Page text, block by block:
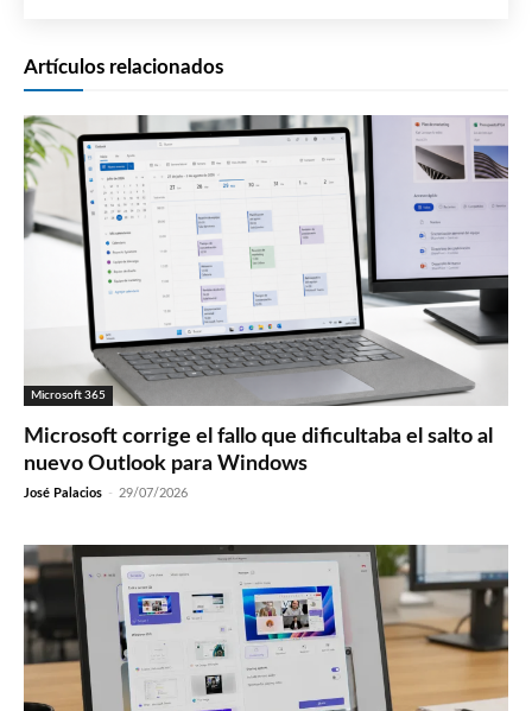
Artículos relacionados
Microsoft 365
Microsoft corrige el fallo que dificultaba el salto al
nuevo Outlook para Windows
José Palacios - 29/07/2026